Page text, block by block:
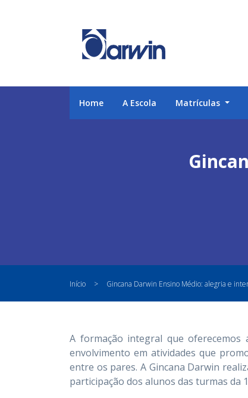
Home A Escola Matrículas
Início > Gincana Darwin Ensino Médio: alegria e
A formação integral que
envolvimento em atividades que
entre os pares. A Gincana Darwin
participação dos alunos das turmas da